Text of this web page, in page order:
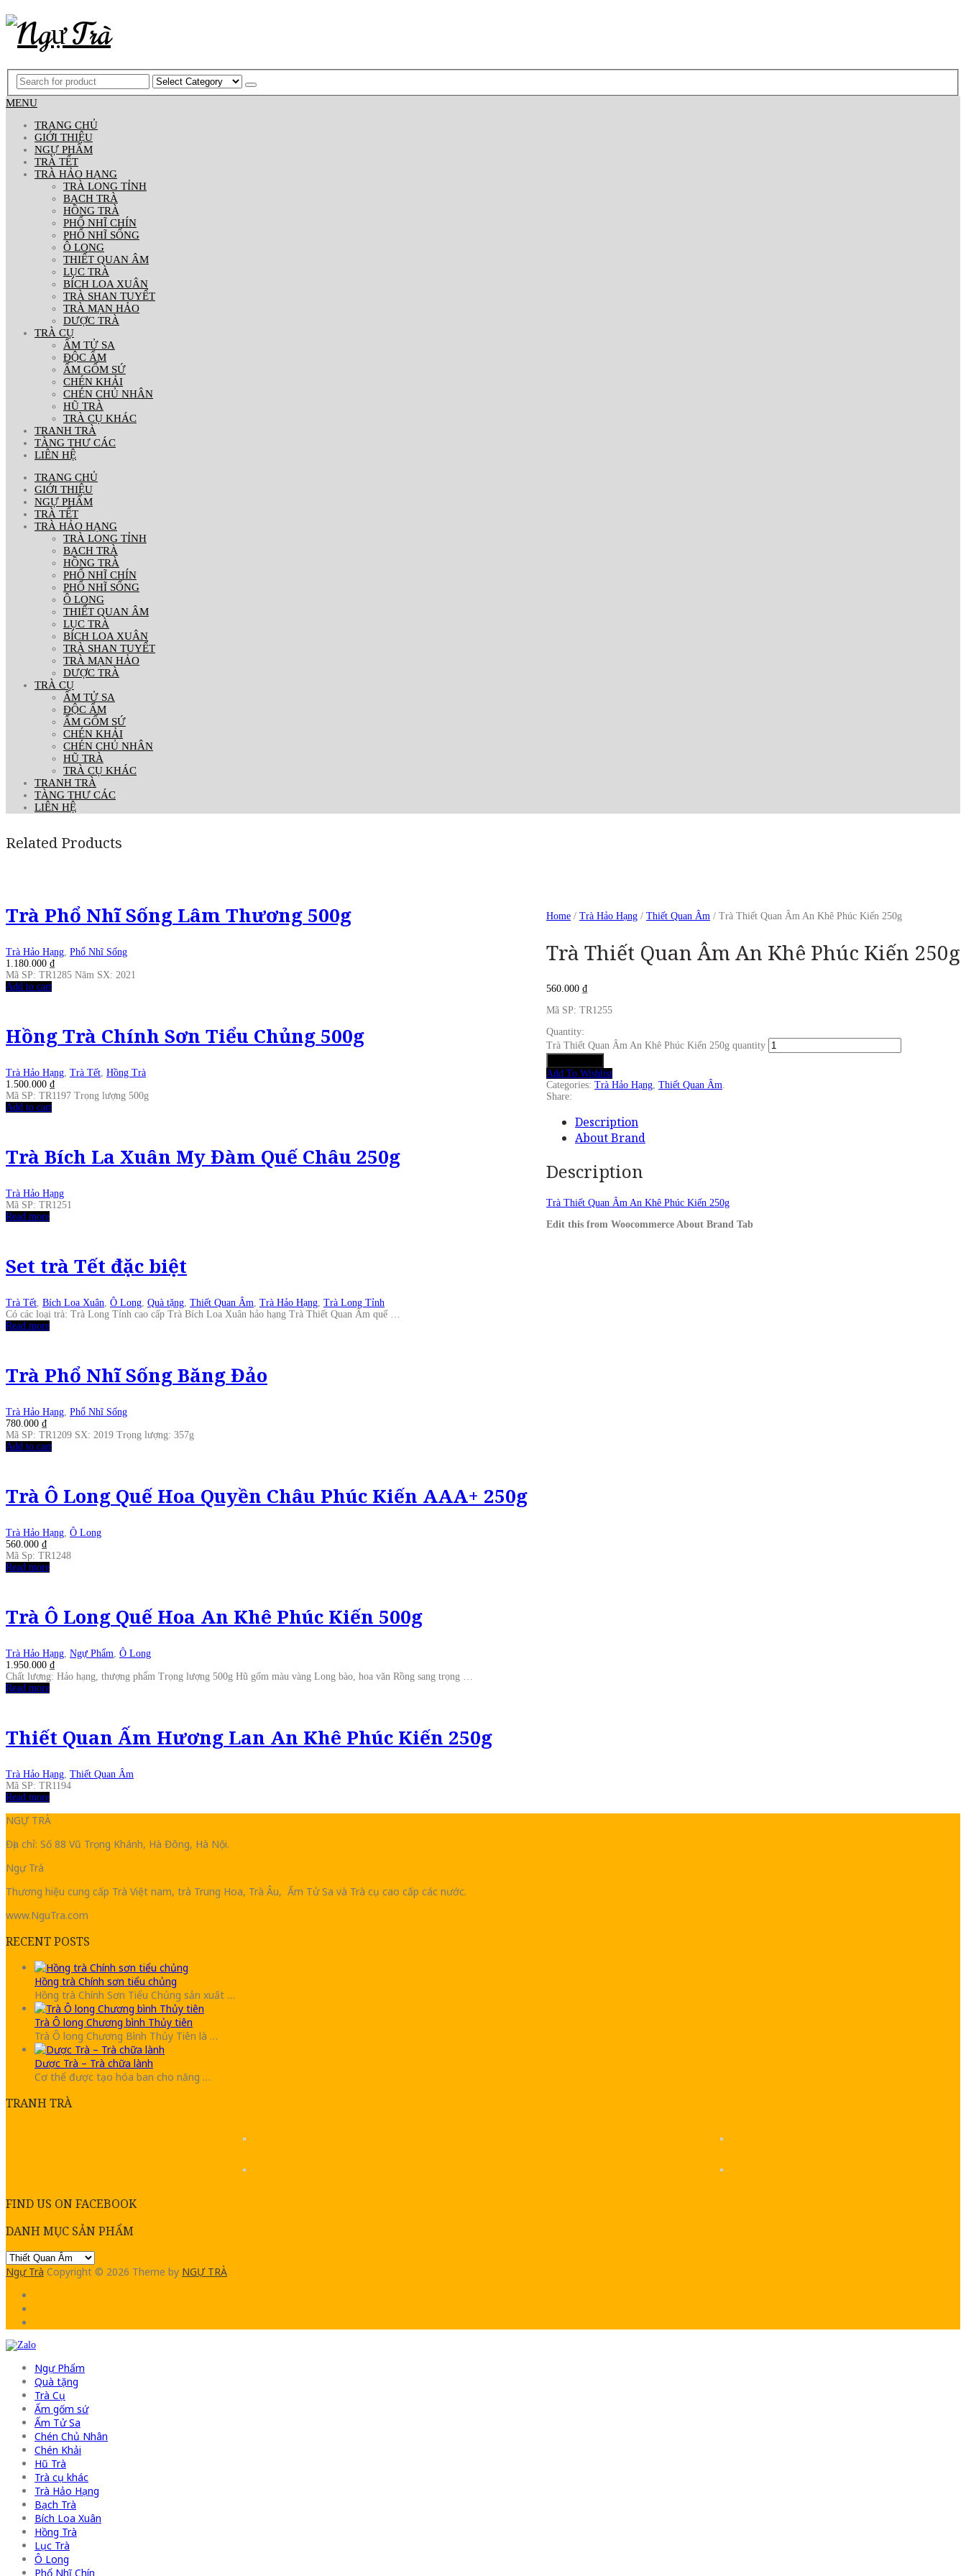
MENU
TRANG CHỦ
GIỚI THIỆU
NGỰ PHẨM
TRÀ TẾT
TRÀ HẢO HẠNG
TRÀ LONG TỈNH
BẠCH TRÀ
HỒNG TRÀ
PHỔ NHĨ CHÍN
PHỔ NHĨ SỐNG
Ô LONG
THIẾT QUAN ÂM
LỤC TRÀ
BÍCH LOA XUÂN
TRÀ SHAN TUYẾT
TRÀ MẠN HẢO
DƯỢC TRÀ
TRÀ CỤ
ẤM TỬ SA
ĐỘC ẨM
ẤM GỐM SỨ
CHÉN KHẢI
CHÉN CHỦ NHÂN
HŨ TRÀ
TRÀ CỤ KHÁC
TRANH TRÀ
TÀNG THƯ CÁC
LIÊN HỆ
TRANG CHỦ
GIỚI THIỆU
NGỰ PHẨM
TRÀ TẾT
TRÀ HẢO HẠNG
TRÀ LONG TỈNH
BẠCH TRÀ
HỒNG TRÀ
PHỔ NHĨ CHÍN
PHỔ NHĨ SỐNG
Ô LONG
THIẾT QUAN ÂM
LỤC TRÀ
BÍCH LOA XUÂN
TRÀ SHAN TUYẾT
TRÀ MẠN HẢO
DƯỢC TRÀ
TRÀ CỤ
ẤM TỬ SA
ĐỘC ẨM
ẤM GỐM SỨ
CHÉN KHẢI
CHÉN CHỦ NHÂN
HŨ TRÀ
TRÀ CỤ KHÁC
TRANH TRÀ
TÀNG THƯ CÁC
LIÊN HỆ
Home / Trà Hảo Hạng / Thiết Quan Âm / Trà Thiết Quan Âm An Khê Phúc Kiến 250g
Trà Thiết Quan Âm An Khê Phúc Kiến 250g
560.000 ₫
Mã SP: TR1255
Quantity:
Trà Thiết Quan Âm An Khê Phúc Kiến 250g quantity
Add To Wishlist
Categories: Trà Hảo Hạng Thiết Quan Âm
Share:
Description
About Brand
Description
Trà Thiết Quan Âm An Khê Phúc Kiến 250g
Edit this from Woocommerce About Brand Tab
Related Products
Trà Phổ Nhĩ Sống Lâm Thương 500g
Trà Hảo Hạng Phổ Nhĩ Sống
1.180.000 ₫
Mã SP: TR1285 Năm SX: 2021
Add to cart
Hồng Trà Chính Sơn Tiểu Chủng 500g
Trà Hảo Hạng Trà Tết Hồng Trà
1.500.000 ₫
Mã SP: TR1197 Trọng lượng 500g
Add to cart
Trà Bích La Xuân My Đàm Quế Châu 250g
Trà Hảo Hạng
Mã SP: TR1251
Read more
Set trà Tết đặc biệt
Trà Tết Bích Loa Xuân Ô Long Quà tặng Thiết Quan Âm Trà Hảo Hạng Trà Long Tỉnh
Có các loại trà: Trà Long Tỉnh cao cấp Trà Bích Loa Xuân hảo hạng Trà Thiết Quan Âm quế …
Read more
Trà Phổ Nhĩ Sống Băng Đảo
Trà Hảo Hạng Phổ Nhĩ Sống
780.000 ₫
Mã SP: TR1209 SX: 2019 Trọng lượng: 357g
Add to cart
Trà Ô Long Quế Hoa Quyền Châu Phúc Kiến AAA+ 250g
Trà Hảo Hạng Ô Long
560.000 ₫
Mã Sp: TR1248
Read more
Trà Ô Long Quế Hoa An Khê Phúc Kiến 500g
Trà Hảo Hạng Ngự Phẩm Ô Long
1.950.000 ₫
Chất lượng: Hảo hạng, thượng phẩm Trọng lượng 500g Hũ gốm màu vàng Long bào, hoa văn Rồng sang trọng …
Read more
Thiết Quan Ấm Hương Lan An Khê Phúc Kiến 250g
Trà Hảo Hạng Thiết Quan Âm
Mã SP: TR1194
Read more
NGỰ TRÀ
Địa chỉ: Số 88 Vũ Trọng Khánh, Hà Đông, Hà Nội.
Ngự Trà
Thương hiệu cung cấp Trà Việt nam, trà Trung Hoa, Trà Âu, Ấm Tử Sa và Trà cụ cao cấp các nước.
www.NguTra.com
RECENT POSTS
Hồng trà Chính sơn tiểu chủng
Hồng trà Chính Sơn Tiểu Chủng sản xuất …
Trà Ô long Chương bình Thủy tiên
Trà Ô long Chương Bình Thủy Tiên là …
Dược Trà – Trà chữa lành
Cơ thể được tạo hóa ban cho năng …
TRANH TRÀ
FIND US ON FACEBOOK
DANH MỤC SẢN PHẨM
Ngự Trà Copyright © 2026 Theme by NGỰ TRÀ
Ngự Phẩm
Quà tặng
Trà Cụ
Ấm gốm sứ
Ấm Tử Sa
Chén Chủ Nhân
Chén Khải
Hũ Trà
Trà cụ khác
Trà Hảo Hạng
Bạch Trà
Bích Loa Xuân
Hồng Trà
Lục Trà
Ô Long
Phổ Nhĩ Chín